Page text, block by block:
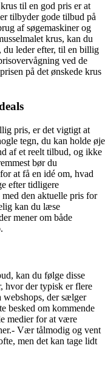
til en god pris er at
tilbyder gode tilbud på
af søgemaskiner og
krus, kan du
du leder efter, til en billig
ved de
på det ønskede krus
pris, er det vigtigt at
tegn, du kan holde øje
af et reelt tilbud, og ikke
bør du
at få en idé om, hvad
efter tidligere
den aktuelle pris for
kan du læse
mener om både
kan du følge disse
hvor der typisk er flere
der sælger
besked om kommende
medier for at være
Vær tålmodig og vent
men det kan tage lidt